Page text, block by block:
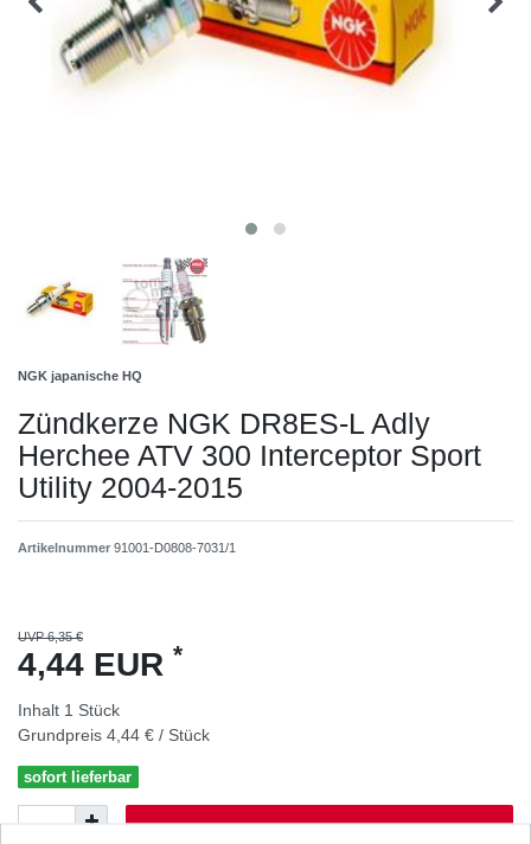
NGK japanische HQ
Zündkerze NGK DR8ES-L Adly
Herchee ATV 300 Interceptor Sport
Utility 2004-2015
Artikelnummer 91001-D0808-7031/1
UVP 6,35 €
4,44 EUR *
Inhalt 1 Stück
Grundpreis 4,44 € / Stück
sofort lieferbar